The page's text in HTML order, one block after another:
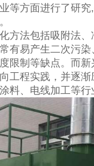
等方面进行了研
方法包括吸附法
有易产生二次污
限制等缺点。而
工程实践，并逐
料、电线加工等行